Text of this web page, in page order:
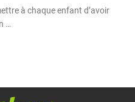
à chaque enfant d’avoir
…